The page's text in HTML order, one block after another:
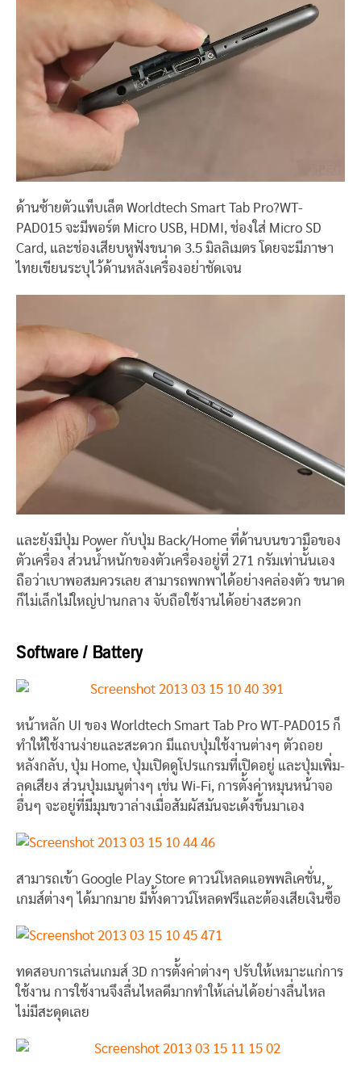
ด้านซ้ายตัวแท็บเล็ต Worldtech Smart Tab Pro?WT-
PAD015 จะมีพอร์ต Micro USB, HDMI, ช่องใส่ Micro SD
Card, และช่องเสียบหูฟังขนาด 3.5 มิลลิเมตร โดยจะมีภาษา
ไทยเขียนระบุไว้ด้านหลังเครื่องอย่าชัดเจน
และยังมีปุ่ม Power กับปุ่ม Back/Home ที่ด้านบนขวามือของ
ตัวเครื่อง ส่วนน้ำหนักของตัวเครื่องอยู่ที่ 271 กรัมเท่านั้นเอง
ถือว่าเบาพอสมควรเลย สามารถพกพาได้อย่างคล่องตัว ขนาด
ก็ไม่เล็กไม่ใหญ่ปานกลาง จับถือใช้งานได้อย่างสะดวก
Software / Battery
หน้าหลัก UI ของ Worldtech Smart Tab Pro WT-PAD015 ก็
ทำให้ใช้งานง่ายและสะดวก มีแถบปุ่มใช้งานต่างๆ ตัวถอย
หลังกลับ, ปุ่ม Home, ปุ่มเปิดดูโปรแกรมที่เปิดอยู่ และปุ่มเพิ่ม-
ลดเสียง ส่วนปุ่มเมนูต่างๆ เช่น Wi-Fi, การตั้งค่าหมุนหน้าจอ
อื่นๆ จะอยู่ที่มีมุมขวาล่างเมื่อสัมผัสมันจะเด้งขึ้นมาเอง
สามารถเข้า Google Play Store ดาวน์โหลดแอพพลิเคชั่น,
เกมส์ต่างๆ ได้มากมาย มีทั้งดาวน์โหลดฟรีและต้องเสียเงินซื้อ
ทดสอบการเล่นเกมส์ 3D การตั้งค่าต่างๆ ปรับให้เหมาะแก่การ
ใช้งาน การใช้งานจึงลื่นไหลดีมากทำให้เล่นได้อย่างลื่นไหล
ไม่มีสะดุดเลย